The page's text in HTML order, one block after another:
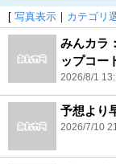
[ 写真表示 ｜ カテゴリ
みんカラ
ップコー
2026/8/1
予想より
2026/7/10